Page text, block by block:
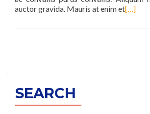
auctor gravida. Mauris at enim et[…]
entradas
SEARCH